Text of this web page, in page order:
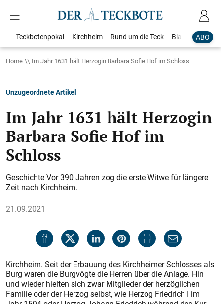
ABO
Teckbotenpokal Kirchheim Rund um die Teck Blaulicht
Home Im Jahr 1631 hält Herzogin Barbara Sofie Hof im Schloss
Unzugeordnete Artikel
Im Jahr 1631 hält Herzogin
Barbara Sofie Hof im
Schloss
Geschichte Vor 390 Jahren zog die erste Witwe für längere
Zeit nach Kirchheim.
21.09.2021
Kirchheim. Seit der Erbauung des Kirchheimer Schlosses als
Burg waren die Burgvögte die Herren über die Anlage. Hin
und wieder hielten sich zwar Mitglieder der herzöglichen
Familie oder der Herzog selbst, wie Herzog Friedrich I im